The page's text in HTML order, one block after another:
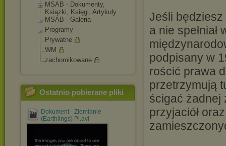
MSAB - Dokumenty,
Książki, Księgi, Artykuły
MSAB - Galeria
Programy
Prywatne
WM
zachomikowane
Ostatnio pobierane pliki
Dokument - Ziemianie
(Earthlings) Pl.avi
Jeśli będziesz
a nie
podpisany w
rościć prawa
przetrzymują
ścigać żadnej
przyjaciół